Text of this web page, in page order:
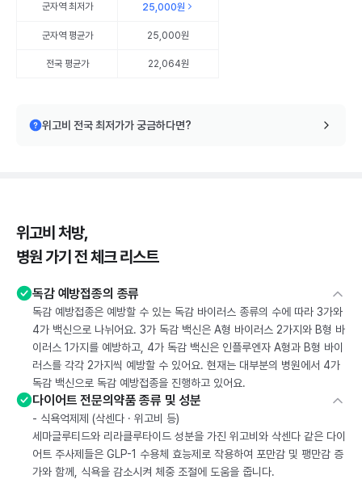
군자역최저가 25,000원
군자역평균가 25,000원
전국 평균가 22,064원
위고비 전국 최저가가 궁금하다면?
위고비 처방,
병원 가기 전 체크 리스트
독감 예방접종의 종류
독감 예방접종은 예방할 수 있는 독감 바이러스 종류의 수에 따라 3가와
4가 백신으로 나뉘어요. 3가 독감 백신은 A형 바이러스 2가지와 B형 바
이러스 1가지를 예방하고, 4가 독감 백신은 인플루엔자 A형과 B형 바이
러스를 각각 2가지씩 예방할 수 있어요. 현재는 대부분의 병원에서 4가
독감 백신으로 독감 예방접종을 진행하고 있어요.
다이어트 전문의약품 종류 및 성분
- 식욕억제제 (삭센다 · 위고비 등)
세마글루티드와 리라클루타이드 성분을 가진 위고비와 삭센다 같은 다이
어트 주사제들은 GLP-1 수용체 효능제로 작용하여 포만감 및 팽만감 증
가와 함께, 식욕을 감소시켜 체중 조절에 도움을 줍니다.